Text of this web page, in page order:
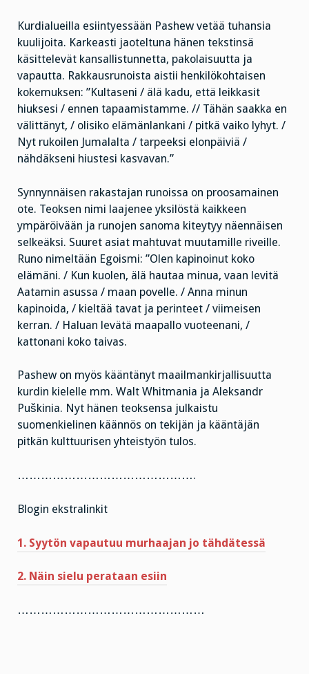
Kurdialueilla esiintyessään Pashew vetää tuhansia
kuulijoita. Karkeasti jaoteltuna hänen tekstinsä
käsittelevät kansallistunnetta, pakolaisuutta ja
vapautta. Rakkausrunoista aistii henkilökohtaisen
kokemuksen: ”Kultaseni / älä kadu, että leikkasit
hiuksesi / ennen tapaamistamme. // Tähän saakka en
välittänyt, / olisiko elämänlankani / pitkä vaiko lyhyt. /
Nyt rukoilen Jumalalta / tarpeeksi elonpäiviä /
nähdäkseni hiustesi kasvavan.”
Synnynnäisen rakastajan runoissa on proosamainen
ote. Teoksen nimi laajenee yksilöstä kaikkeen
ympäröivään ja runojen sanoma kiteytyy näennäisen
selkeäksi. Suuret asiat mahtuvat muutamille riveille.
Runo nimeltään Egoismi: ”Olen kapinoinut koko
elämäni. / Kun kuolen, älä hautaa minua, vaan levitä
Aatamin asussa / maan povelle. / Anna minun
kapinoida, / kieltää tavat ja perinteet / viimeisen
kerran. / Haluan levätä maapallo vuoteenani, /
kattonani koko taivas.
Pashew on myös kääntänyt maailmankirjallisuutta
kurdin kielelle mm. Walt Whitmania ja Aleksandr
Puškinia. Nyt hänen teoksensa julkaistu
suomenkielinen käännös on tekijän ja kääntäjän
pitkän kulttuurisen yhteistyön tulos.
……………………………………….
Blogin ekstralinkit
1. Syytön vapautuu murhaajan jo tähdätessä
2. Näin sielu perataan esiin
…………………………………………